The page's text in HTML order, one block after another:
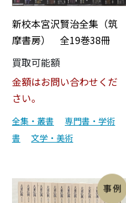
新校本宮沢賢治全集（筑
摩書房） 全19巻38冊
買取可能額
金額はお問い合わせくだ
さい。
全集・叢書
専門書・学術
書
文学・美術